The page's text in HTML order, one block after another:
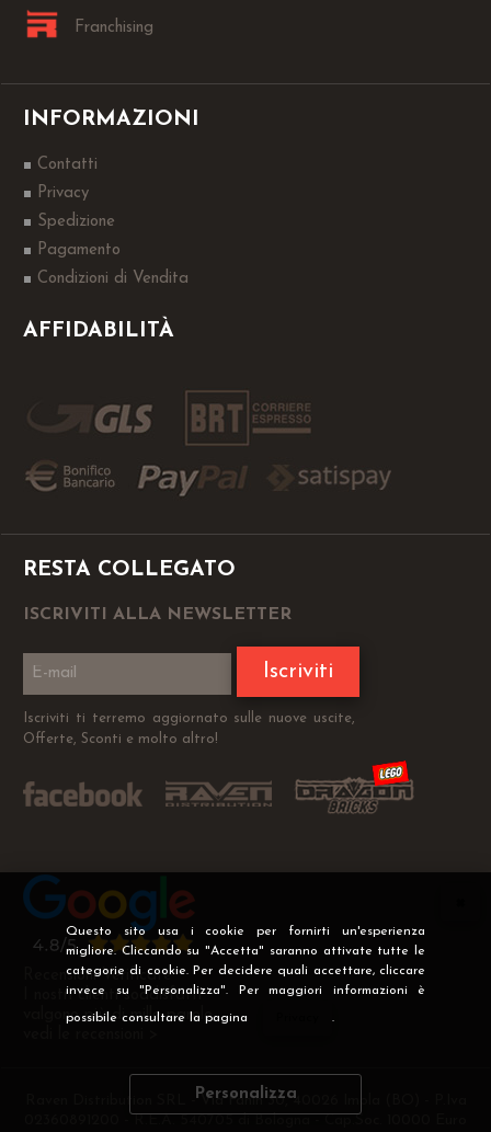
Questo sito usa i cookie per fornirti un'esperienza
migliore. Cliccando su "Accetta" saranno attivate tutte le
categorie di cookie. Per decidere quali accettare, cliccare
invece su "Personalizza". Per maggiori informazioni è
possibile consultare la pagina .
Personalizza
Franchising
INFORMAZIONI
Contatti
Privacy
Spedizione
Pagamento
Condizioni di Vendita
AFFIDABILITÀ
RESTA COLLEGATO
ISCRIVITI ALLA NEWSLETTER
Iscriviti
Iscriviti ti terremo aggiornato sulle nuove uscite,
Offerte, Sconti e molto altro!
Recensioni Verificate
I nostri clienti soddisfatti
valgono più di mille parole
Raven Distribution SRL - Via Fanin 30, 40026 Imola (BO) - P.Iva